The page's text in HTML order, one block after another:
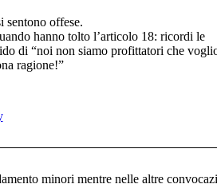
sentono offese.
hanno tolto l’articolo 18: ricordi le
di “noi non siamo profittatori che
ragione!”
minori mentre nelle altre